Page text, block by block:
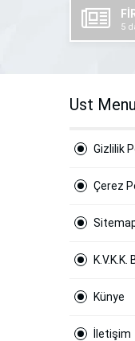
5
Ust Menu
Gizlilik
Çerez
Künye
İletişim